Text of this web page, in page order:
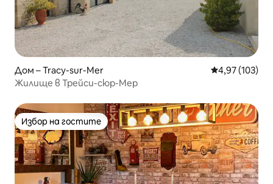
Дом – Tracy-sur-Mer Средна
4,97 (103)
Жилище в Трейси-сюр-Мер
Избор на гостите
Избор на гостите